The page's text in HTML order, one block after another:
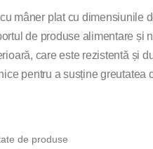
mâner plat cu dimensiunile
de produse alimentare și
care este rezistentă și
pentru a susține greutatea
de produse